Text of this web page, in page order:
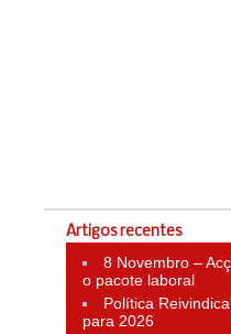
Artigos recentes
8 Novembro –
o pacote laboral
Política
para 2026